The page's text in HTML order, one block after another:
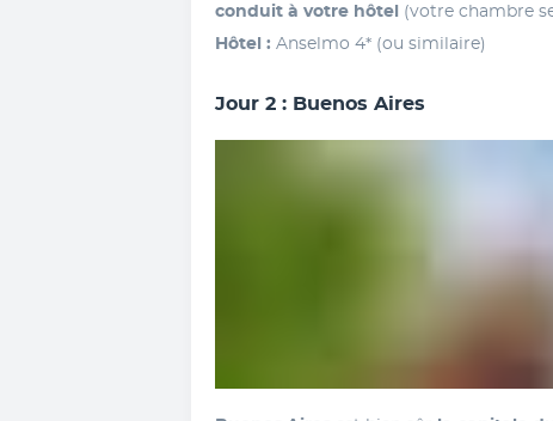
conduit à votre hôtel
(votre chambre
Hôtel : Anselmo 4* (ou similaire)
Jour 2 : Buenos Aires